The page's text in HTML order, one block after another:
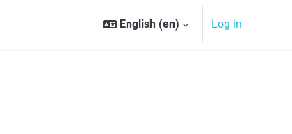
English ‎(en)‎ Log in